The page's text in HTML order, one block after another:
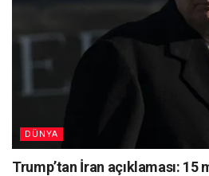
DÜNYA
Trump’tan İran açıklaması: 15